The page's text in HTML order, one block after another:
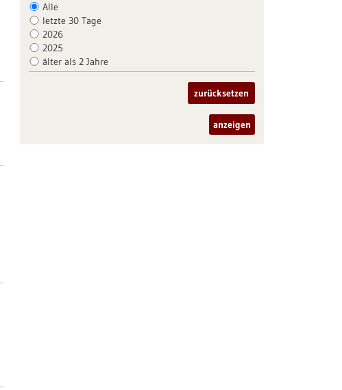
Alle
letzte 30 Tage
2026
2025
älter als 2 Jahre
zurücksetzen
anzeigen